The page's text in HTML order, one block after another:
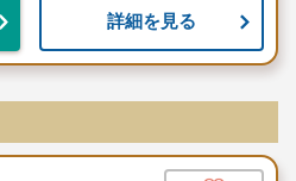
詳細を見る